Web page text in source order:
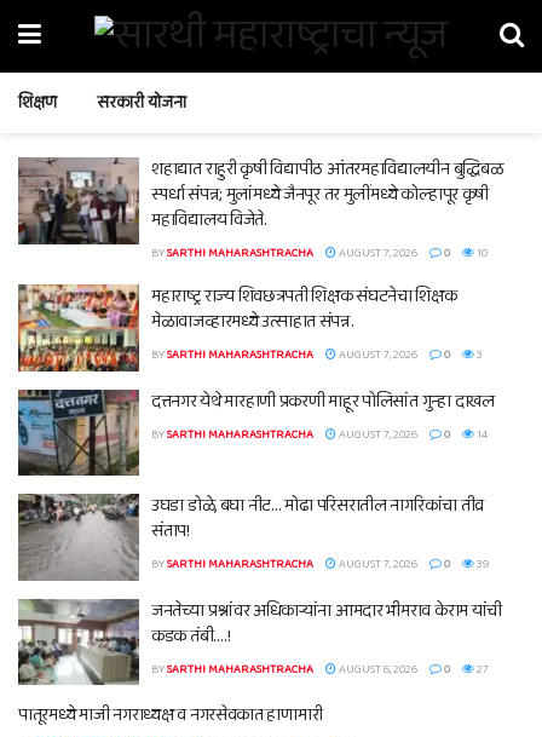
शिक्षण सरकारी योजना
शहाद्यात राहुरी कृषी विद्यापीठ आंतरमहाविद्यालयीन बुद्धिबळ
स्पर्धा संपन्न; मुलांमध्ये जैनपूर तर मुलींमध्ये कोल्हापूर कृषी
महाविद्यालय विजेते.
BYSARTHI MAHARASHTRACHA AUGUST 7, 2026 0 10
महाराष्ट्र राज्य शिवछत्रपती शिक्षक संघटनेचा शिक्षक
मेळावाजव्हारमध्ये उत्साहात संपन्न.
BYSARTHI MAHARASHTRACHA AUGUST 7, 2026 0 3
दत्तनगर येथे मारहाणी प्रकरणी माहूर पोलिसांत गुन्हा दाखल
BYSARTHI MAHARASHTRACHA AUGUST 7, 2026 0 14
उघडा डोळे, बघा नीट… मोढा परिसरातील नागरिकांचा तीव्र
संताप!
BYSARTHI MAHARASHTRACHA AUGUST 7, 2026 0 39
जनतेच्या प्रश्नांवर अधिकाऱ्यांना आमदार भीमराव केराम यांची
कडक तंबी….!
BYSARTHI MAHARASHTRACHA AUGUST 6, 2026 0 27
पातूरमध्ये माजी नगराध्यक्ष व नगरसेवकात हाणामारी